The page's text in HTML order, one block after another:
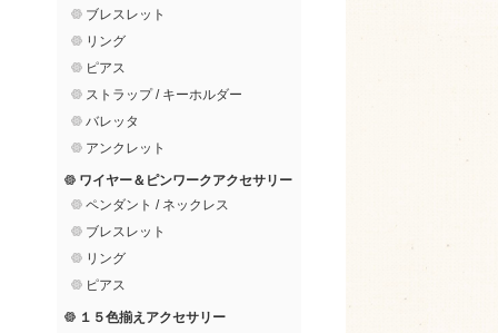
ブレスレット
リング
ピアス
ストラップ / キーホルダー
バレッタ
アンクレット
ワイヤー＆ピンワークアクセサリー
ペンダント / ネックレス
ブレスレット
リング
ピアス
１５色揃えアクセサリー